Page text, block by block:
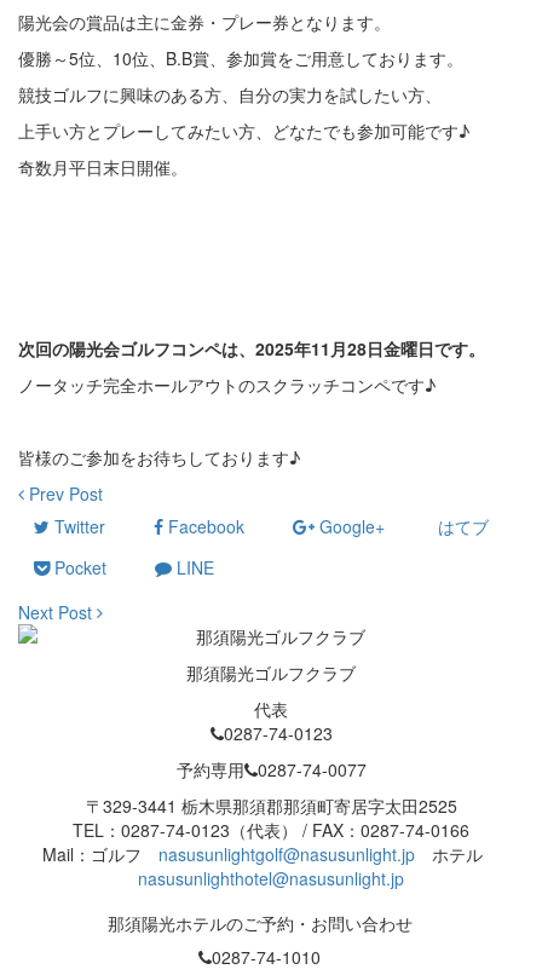
陽光会の賞品は主に金券・プレー券となります。
優勝～5位、10位、B.B賞、参加賞をご用意しております。
競技ゴルフに興味のある方、自分の実力を試したい方、
上手い方とプレーしてみたい方、どなたでも参加可能です♪
奇数月平日末日開催。
次回の陽光会ゴルフコンペは、2025年11月28日金曜日です。
ノータッチ完全ホールアウトのスクラッチコンペです♪
皆様のご参加をお待ちしております♪
Prev Post
Twitter
Facebook Google+
はてブ
Pocket
LINE
Next Post
那須陽光ゴルフクラブ
代表
0287-74-0123
予約専用 0287-74-0077
〒329-3441 栃木県那須郡那須町寄居字太田2525
TEL：0287-74-0123（代表） / FAX：0287-74-0166
Mail：ゴルフ nasusunlightgolf@nasusunlight.jp ホテル
nasusunlighthotel@nasusunlight.jp
那須陽光ホテルのご予約・お問い合わせ
0287-74-1010